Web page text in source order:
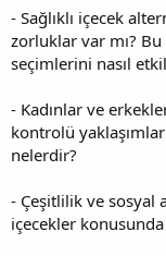
- Sağlıklı içecek
zorluklar var mı?
seçimlerini nasıl
- Kadınlar ve
kontrolü
nelerdir?
- Çeşitlilik ve sosyal
içecekler